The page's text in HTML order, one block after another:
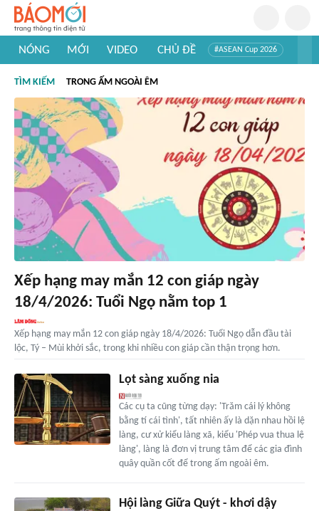
NÓNG MỚI VIDEO CHỦ ĐỀ #ASEAN Cup 2026
#Khám phá thế giới
TÌM KIẾM TRONG ẤM NGOÀI ÊM
Xếp hạng may mắn 12 con giáp ngày
18/4/2026: Tuổi Ngọ nằm top 1
Xếp hạng may mắn 12 con giáp ngày 18/4/2026: Tuổi Ngọ dẫn đầu tài
lộc, Tý – Mùi khởi sắc, trong khi nhiều con giáp cần thận trọng hơn.
Lọt sàng xuống nia
Các cụ ta cũng từng dạy: 'Trăm cái lý không
bằng tí cái tình', tất nhiên ấy là dặn nhau hồi lệ
làng, cư xử kiểu làng xã, kiểu 'Phép vua thua lệ
làng', làng là đơn vị trung tâm để các gia đình
quây quần cốt để trong ấm ngoài êm.
Hội làng Giữa Quýt - khơi dậy